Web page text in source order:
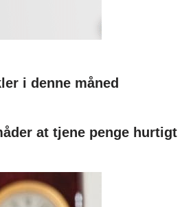
i denne måned
at tjene penge hurtigt